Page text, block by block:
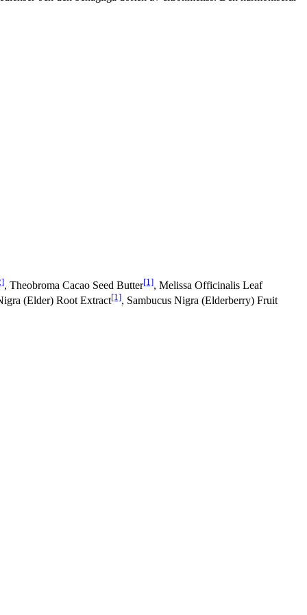
, Theobroma Cacao Seed Butter[1], Melissa Officinalis Leaf
(Elder) Root Extract[1], Sambucus Nigra (Elderberry) Fruit